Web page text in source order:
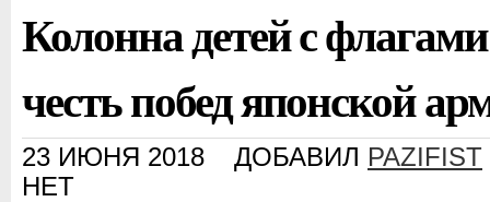
Колонна детей с
честь побед японской
23 ИЮНЯ 2018 ДОБАВИЛ PAZIFIST
НЕТ